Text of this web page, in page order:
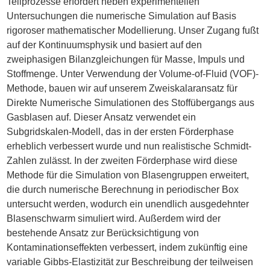
Untersuchungen die numerische Simulation auf Basis
rigoroser mathematischer Modellierung. Unser Zugang fußt
auf der Kontinuumsphysik und basiert auf den
zweiphasigen Bilanzgleichungen für Masse, Impuls und
Stoffmenge. Unter Verwendung der Volume-of-Fluid (VOF)-
Methode, bauen wir auf unserem Zweiskalaransatz für
Direkte Numerische Simulationen des Stoffübergangs aus
Gasblasen auf. Dieser Ansatz verwendet ein
Subgridskalen-Modell, das in der ersten Förderphase
erheblich verbessert wurde und nun realistische Schmidt-
Zahlen zulässt. In der zweiten Förderphase wird diese
Methode für die Simulation von Blasengruppen erweitert,
die durch numerische Berechnung in periodischer Box
untersucht werden, wodurch ein unendlich ausgedehnter
Blasenschwarm simuliert wird. Außerdem wird der
bestehende Ansatz zur Berücksichtigung von
Kontaminationseffekten verbessert, indem zukünftig eine
variable Gibbs-Elastizität zur Beschreibung der teilweisen